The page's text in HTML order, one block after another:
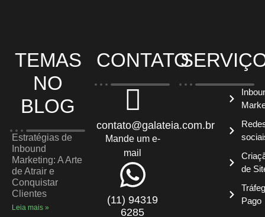
TEMAS
NO
BLOG
Estratégias de
Inbound
Marketing: A Arte
de Atrair e
Conquistar
Clientes
Leia mais »
CONTATO
contato@galateia.com.br
Mande um e-
mail
(11) 94319
6285
de
Pago